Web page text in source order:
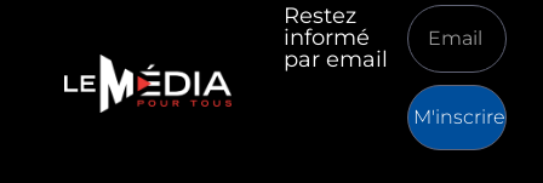
Restez
informé
par email
M'inscrire